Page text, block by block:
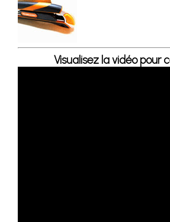
Visualisez la vidéo pour